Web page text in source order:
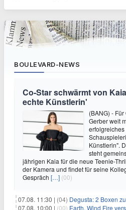
BOULEVARD-NEWS
Co-Star schwärmt von
echte Künstlerin'
(BANG) -
Gerber weit
Künstlerin".
steht
jährigen Kaia für die neue Teenie-
der Kamera und findet für seine
Gespräch […] (00)
07.08. 11:30 | (04) Degusta: 2 Boxen zum
07.08. 10:00 | (00) Earth, Wind Fire verschieben